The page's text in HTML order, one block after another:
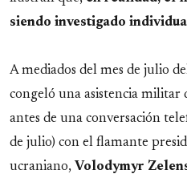
siendo investigado
A mediados del mes de julio
congeló una asistencia militar
antes de una conversación
de julio) con el flamante
ucraniano, Volodymyr